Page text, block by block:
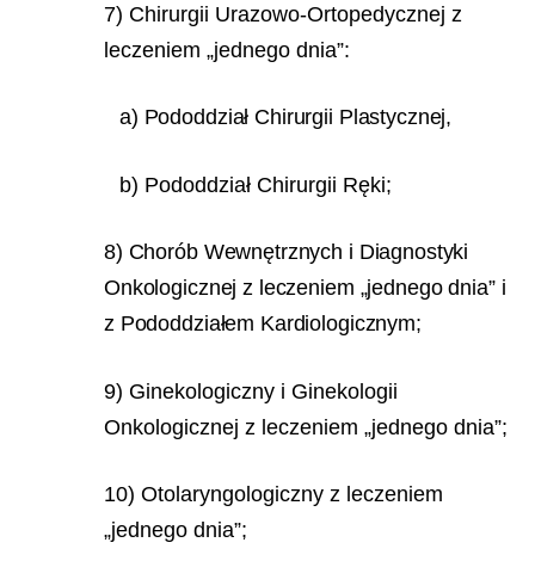
7) Chirurgii Urazowo-Ortopedycznej z
leczeniem „jednego dnia”:
a) Pododdział Chirurgii Plastycznej,
b) Pododdział Chirurgii Ręki;
8) Chorób Wewnętrznych i Diagnostyki
Onkologicznej z leczeniem „jednego dnia” i
z Pododdziałem Kardiologicznym;
9) Ginekologiczny i Ginekologii
Onkologicznej z leczeniem „jednego dnia”;
10) Otolaryngologiczny z leczeniem
„jednego dnia”;